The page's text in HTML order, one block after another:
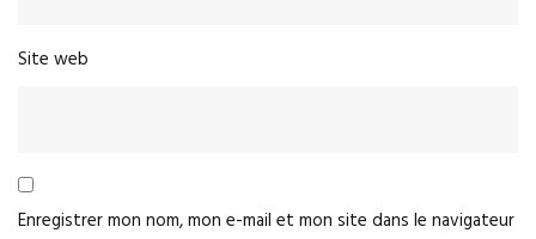
Site web
Enregistrer mon nom, mon e-mail et mon site dans le navigateur